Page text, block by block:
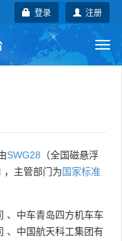
注册
登录
SWG28 （全国磁悬浮
，主管部门为国家标准
、 中车青岛四方机车车
、 中国航天科工集团有